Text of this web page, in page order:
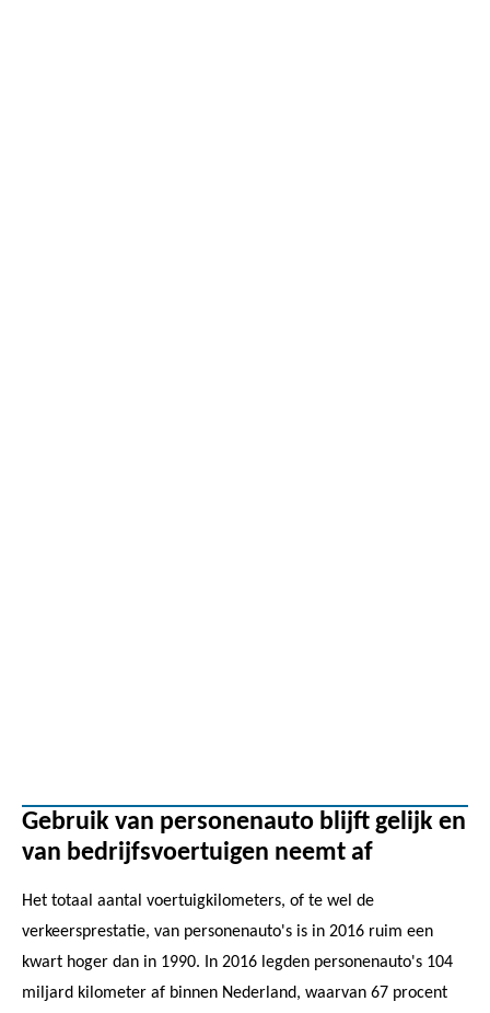
Gebruik van personenauto blijft gelijk en
van bedrijfsvoertuigen neemt af
Het totaal aantal voertuigkilometers, of te wel de
verkeersprestatie, van personenauto's is in 2016 ruim een
kwart hoger dan in 1990. In 2016 legden personenauto's 104
miljard kilometer af binnen Nederland, waarvan 67 procent